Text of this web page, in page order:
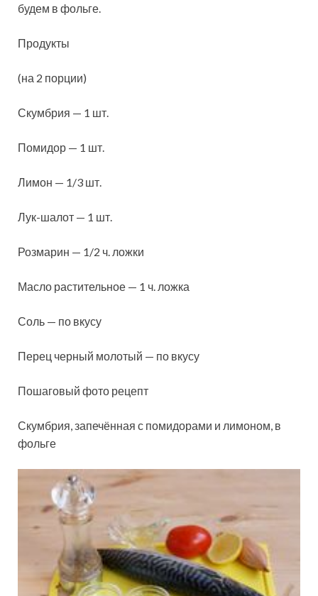
будем в фольге.
Продукты
(на 2 порции)
Скумбрия — 1 шт.
Помидор — 1 шт.
Лимон — 1/3 шт.
Лук-шалот — 1 шт.
Розмарин — 1/2 ч. ложки
Масло растительное — 1 ч. ложка
Соль — по вкусу
Перец черный молотый — по вкусу
Пошаговый фото рецепт
Скумбрия, запечённая с помидорами и лимоном, в
фольге